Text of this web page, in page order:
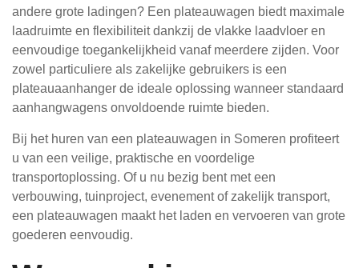
andere grote ladingen? Een plateauwagen biedt maximale
laadruimte en flexibiliteit dankzij de vlakke laadvloer en
eenvoudige toegankelijkheid vanaf meerdere zijden. Voor
zowel particuliere als zakelijke gebruikers is een
plateauaanhanger de ideale oplossing wanneer standaard
aanhangwagens onvoldoende ruimte bieden.
Bij het huren van een plateauwagen in Someren profiteert
u van een veilige, praktische en voordelige
transportoplossing. Of u nu bezig bent met een
verbouwing, tuinproject, evenement of zakelijk transport,
een plateauwagen maakt het laden en vervoeren van grote
goederen eenvoudig.